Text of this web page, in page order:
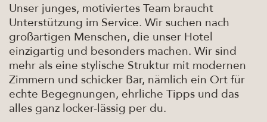
Unser junges, motiviertes Team braucht
Unterstützung im Service. Wir suchen nach
großartigen Menschen, die unser Hotel
einzigartig und besonders machen. Wir sind
mehr als eine stylische Struktur mit modernen
Zimmern und schicker Bar, nämlich ein Ort für
echte Begegnungen, ehrliche Tipps und das
alles ganz locker-lässig per du.